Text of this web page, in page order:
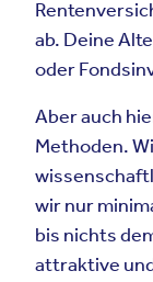
ab. Deine
oder
Aber auch
Methoden.
wir nur
bis nichts
attraktive